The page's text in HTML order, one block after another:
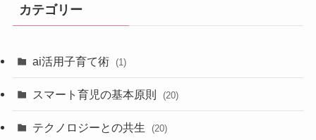
カテゴリー
ai活用子育て術 (1)
スマート育児の基本原則 (20)
テクノロジーとの共生 (20)